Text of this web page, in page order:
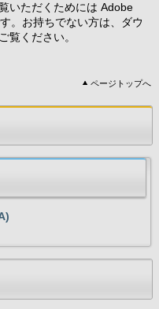
いただくためには Adobe
。お持ちでない方は、ダウ
覧ください。
ページトップへ